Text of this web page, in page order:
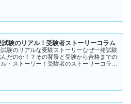
試験のリアル！受験者ストーリーコラム
験のリアルな受験ストーリーなぜ一発試験
んだのか！？その背景と受験から合格までの
ル・ストーリー！受験者のストーリーコラム